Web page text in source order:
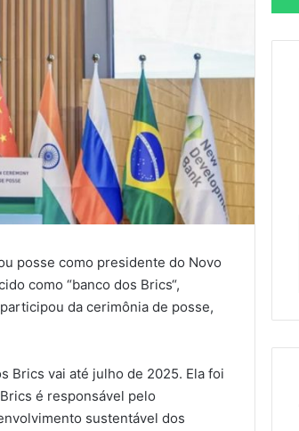
posse como presidente do Novo
como “banco dos Brics“,
da cerimônia de posse,
Brics vai até julho de 2025. Ela foi
é responsável pelo
sustentável dos